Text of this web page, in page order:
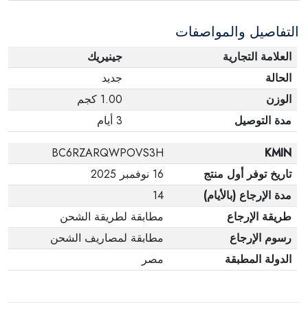
التفاصيل والمواصفات
العلامة التجارية
جينيريك
الحالة
جديد
الوزن
1.00 كجم
مدة التوصيل
3 أيام
KMIN
BC6RZARQWPOVS3H
تاريخ توفر أول منتج
16 نوفمبر 2025
مدة الإرجاع (بالأيام)
14
طريقة الإرجاع
مطابقة لطريقة الشحن
رسوم الإرجاع
مطابقة لمصاريف الشحن
الدولة المطبقة
مصر